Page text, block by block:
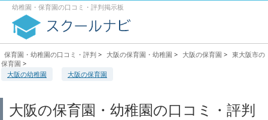
幼稚園・保育園の口コミ・評判掲示板
保育園・幼稚園の口コミ・評判 > 大阪の保育園・幼稚園 > 大阪の保育園 > 東大阪市の
保育園 >
大阪の幼稚園
大阪の保育園
大阪の保育園・幼稚園の口コミ・評判